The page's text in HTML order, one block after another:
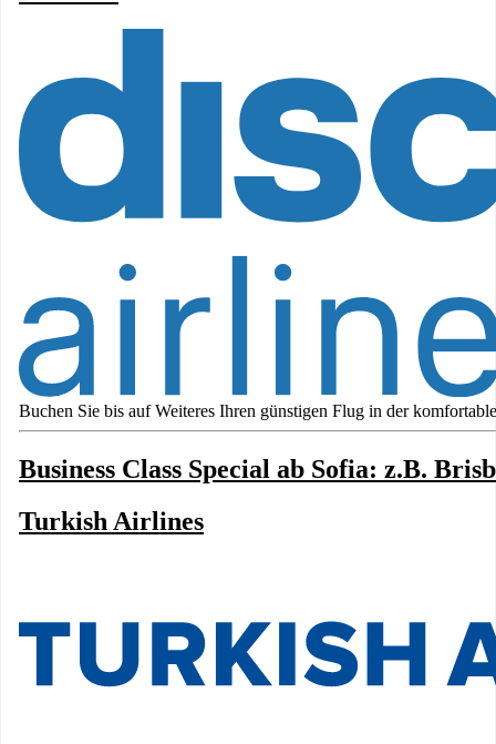
Buchen Sie bis auf Weiteres Ihren günstigen Flug in der
Business Class Special ab Sofia: z.B.
Turkish Airlines